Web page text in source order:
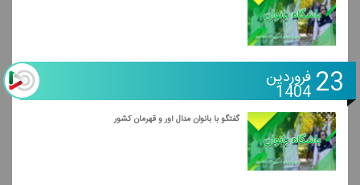
23 فروردین
1404
گفتگو با بانوان مدال آور و قهرمان كشور